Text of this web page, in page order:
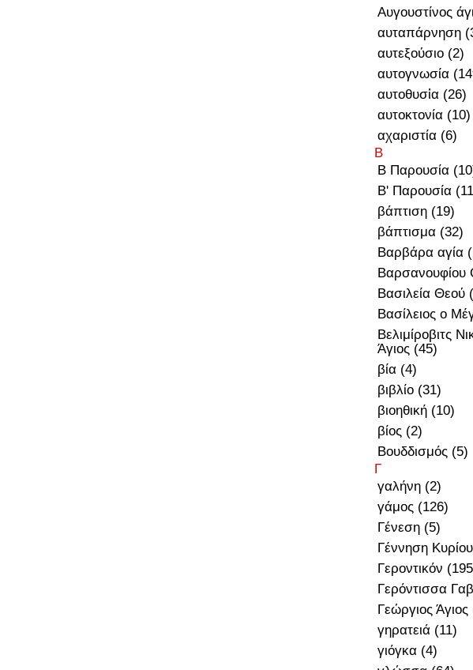
Αυγουστίνος
αυταπάρνηση
αυτεξούσιο (2)
αυτογνωσία
αυτοθυσἰα (26)
αυτοκτονία (10)
αχαριστία (6)
Β
Β Παρουσία
Β' Παρουσία
βάπτιση (19)
βάπτισμα (32)
Βαρβάρα αγία
Βαρσανουφίου
Βασιλεία Θεού
Βασίλειος ο
Βελιμίροβιτς
Άγιος (45)
βία (4)
βιβλίο (31)
βιοηθική (10)
βίος (2)
Βουδδισμός (5)
Γ
γαλήνη (2)
γάμος (126)
Γένεση (5)
Γέννηση
Γεροντικόν
Γερόντισσα
Γεώργιος Άγιος
γηρατειά (11)
γιόγκα (4)